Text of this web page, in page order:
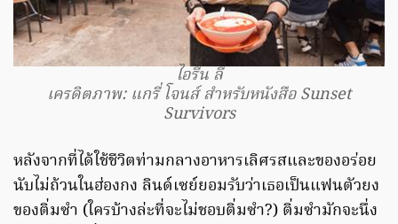
ไอรีน ลี
เครดิตภาพ: แกรี่ โจนส์ สำหรับหนังสือ Sunset
Survivors
หลังจากที่ได้ใช้ชีวิตท่ามกลางอาหารเลิศรสและของอร่อย
นับไม่ถ้วนในฮ่องกง ลินด์เซย์ยอมรับว่าเธอเป็นแฟนตัวยง
ของติ่มซำ (ใครบ้างล่ะที่จะไม่ชอบติ่มซำ?) ติ่มซำมักจะนึ่ง